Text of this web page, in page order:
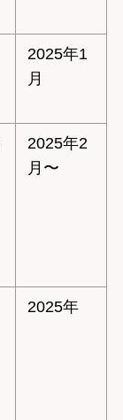
2025年1
月
2025年2
月〜
2025年